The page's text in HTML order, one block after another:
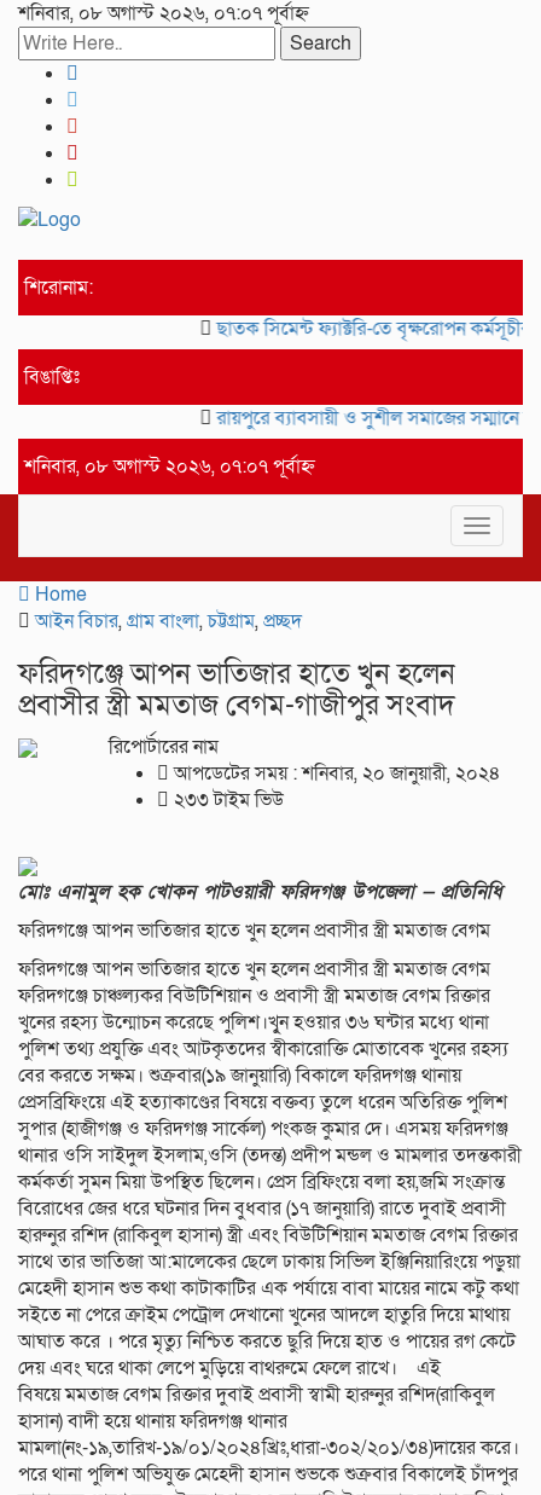
শনিবার, ০৮ অগাস্ট ২০২৬, ০৭:০৭ পূর্বাহ্ন
Search
শিরোনাম:
ছাতক সিমেন্ট ফ্যাক্টরি-তে বৃক্ষরোপন কর্মসূচীর
বিঙাপ্তিঃ
রায়পুরে ব্যাবসায়ী ও সুশীল সমাজের সম্মানে
শনিবার, ০৮ অগাস্ট ২০২৬, ০৭:০৭ পূর্বাহ্ন
Toggle
Home
আইন বিচার,গ্রাম বাংলা,চট্টগ্রাম,প্রচ্ছদ
ফরিদগঞ্জে আপন ভাতিজার হাতে খুন হলেন
প্রবাসীর স্ত্রী মমতাজ বেগম-গাজীপুর সংবাদ
রিপোর্টারের নাম
আপডেটের সময় : শনিবার, ২০ জানুয়ারী, ২০২৪
২৩৩ টাইম ভিউ
মোঃ এনামুল হক খোকন পাটওয়ারী ফরিদগঞ্জ উপজেলা — প্রতিনিধি
ফরিদগঞ্জে আপন ভাতিজার হাতে খুন হলেন প্রবাসীর স্ত্রী মমতাজ বেগম
ফরিদগঞ্জে আপন ভাতিজার হাতে খুন হলেন প্রবাসীর স্ত্রী মমতাজ বেগম
ফরিদগঞ্জে চাঞ্চল্যকর বিউটিশিয়ান ও প্রবাসী স্ত্রী মমতাজ বেগম রিক্তার
খুনের রহস্য উন্মোচন করেছে পুলিশ।খুৃন হওয়ার ৩৬ ঘন্টার মধ্যে থানা
পুলিশ তথ্য প্রযুক্তি এবং আটকৃতদের স্বীকারোক্তি মোতাবেক খুনের রহস্য
বের করতে সক্ষম। শুক্রবার(১৯ জানুয়ারি) বিকালে ফরিদগঞ্জ থানায়
প্রেসব্রিফিংয়ে এই হত্যাকাণ্ডের বিষয়ে বক্তব্য তুলে ধরেন অতিরিক্ত পুলিশ
সুপার (হাজীগঞ্জ ও ফরিদগঞ্জ সার্কেল) পংকজ কুমার দে। এসময় ফরিদগঞ্জ
থানার ওসি সাইদুল ইসলাম,ওসি (তদন্ত) প্রদীপ মন্ডল ও মামলার তদন্তকারী
কর্মকর্তা সুমন মিয়া উপস্থিত ছিলেন। প্রেস ব্রিফিংয়ে বলা হয়,জমি সংক্রান্ত
বিরোধের জের ধরে ঘটনার দিন বুধবার (১৭ জানুয়ারি) রাতে দুবাই প্রবাসী
হারুনুর রশিদ (রাকিবুল হাসান) স্ত্রী এবং বিউটিশিয়ান মমতাজ বেগম রিক্তার
সাথে তার ভাতিজা আ:মালেকের ছেলে ঢাকায় সিভিল ইঞ্জিনিয়ারিংয়ে পড়ুয়া
মেহেদী হাসান শুভ কথা কাটাকাটির এক পর্যায়ে বাবা মায়ের নামে কটু কথা
সইতে না পেরে ক্রাইম পেট্রোল দেখানো খুনের আদলে হাতুরি দিয়ে মাথায়
আঘাত করে । পরে মৃত্যু নিশ্চিত করতে ছুরি দিয়ে হাত ও পায়ের রগ কেটে
দেয় এবং ঘরে থাকা লেপে মুড়িয়ে বাথরুমে ফেলে রাখে। এই
বিষয়ে মমতাজ বেগম রিক্তার দুবাই প্রবাসী স্বামী হারুনুর রশিদ(রাকিবুল
হাসান) বাদী হয়ে থানায় ফরিদগঞ্জ থানার
মামলা(নং-১৯,তারিখ-১৯/০১/২০২৪খ্রিঃ,ধারা-৩০২/২০১/৩৪)দায়ের করে।
পরে থানা পুলিশ অভিযুক্ত মেহেদী হাসান শুভকে শুক্রবার বিকালেই চাঁদপুর